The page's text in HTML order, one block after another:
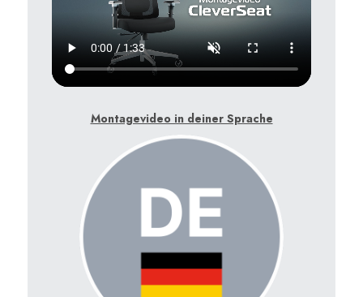
Montagevideo in deiner Sprache